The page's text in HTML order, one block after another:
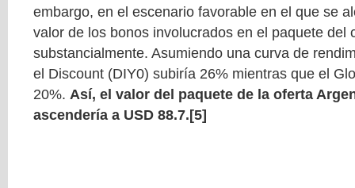
embargo, en el escenario favorable en el que se
valor de los bonos involucrados en el paquete del
substancialmente. Asumiendo una curva de
el Discount (DIY0) subiría 26% mientras que el
20%. Así, el valor del paquete de la oferta
ascendería a USD 88.7. [5]